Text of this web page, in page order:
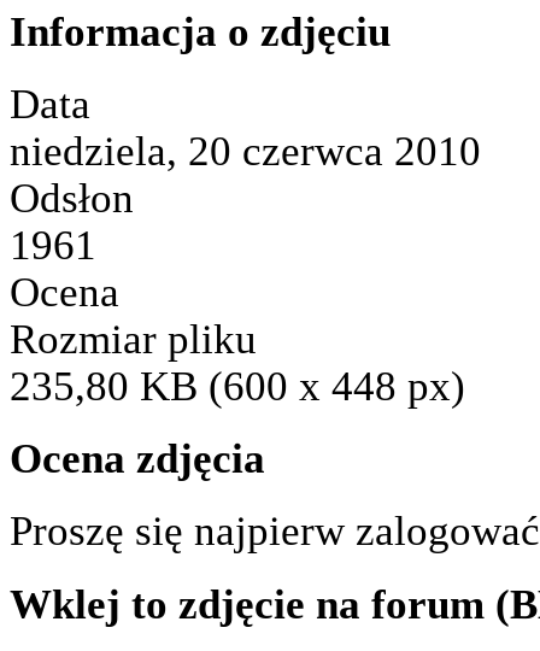
Informacja o zdjęciu
Data
niedziela, 20 czerwca 2010
Odsłon
1961
Ocena
Rozmiar pliku
235,80 KB (600 x 448 px)
Ocena zdjęcia
Proszę się najpierw
Wklej to zdjęcie na forum